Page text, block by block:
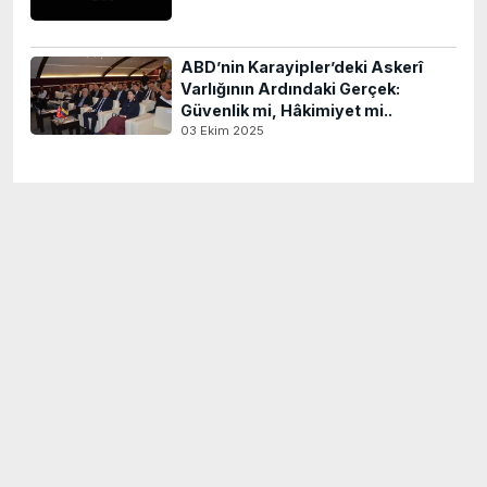
ABD’nin Karayipler’deki Askerî
Varlığının Ardındaki Gerçek:
Güvenlik mi, Hâkimiyet mi..
03 Ekim 2025